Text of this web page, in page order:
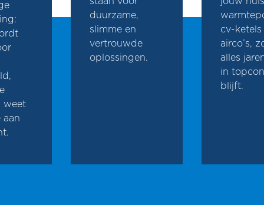
weet
aan
duurzame,
slimme en
vertrouwde
oplossingen.
cv-ketels
airco’s,
alles
in
blijft.